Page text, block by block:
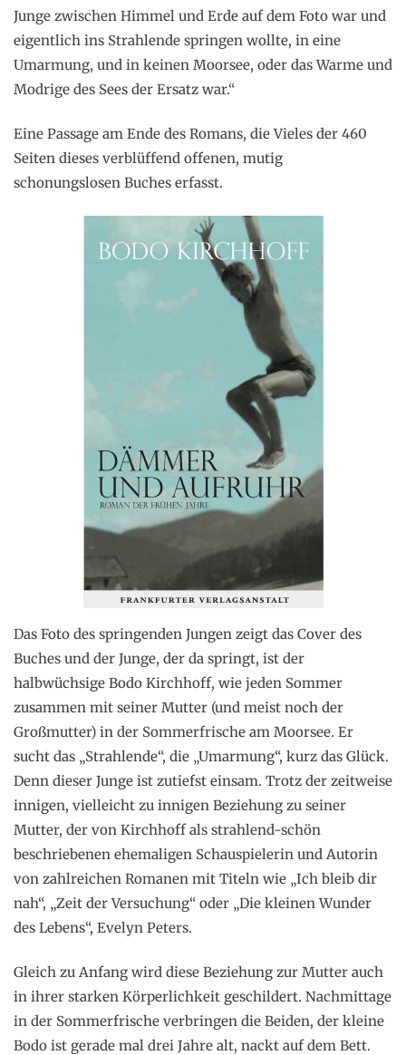
Junge zwischen Himmel und Erde auf dem Foto war und
eigentlich ins Strahlende springen wollte, in eine
Umarmung, und in keinen Moorsee, oder das Warme und
Modrige des Sees der Ersatz war.“
Eine Passage am Ende des Romans, die Vieles der 460
Seiten dieses verblüffend offenen, mutig
schonungslosen Buches erfasst.
Das Foto des springenden Jungen zeigt das Cover des
Buches und der Junge, der da springt, ist der
halbwüchsige Bodo Kirchhoff, wie jeden Sommer
zusammen mit seiner Mutter (und meist noch der
Großmutter) in der Sommerfrische am Moorsee. Er
sucht das „Strahlende“, die „Umarmung“, kurz das Glück.
Denn dieser Junge ist zutiefst einsam. Trotz der zeitweise
innigen, vielleicht zu innigen Beziehung zu seiner
Mutter, der von Kirchhoff als strahlend-schön
beschriebenen ehemaligen Schauspielerin und Autorin
von zahlreichen Romanen mit Titeln wie „Ich bleib dir
nah“, „Zeit der Versuchung“ oder „Die kleinen Wunder
des Lebens“, Evelyn Peters.
Gleich zu Anfang wird diese Beziehung zur Mutter auch
in ihrer starken Körperlichkeit geschildert. Nachmittage
in der Sommerfrische verbringen die Beiden, der kleine
Bodo ist gerade mal drei Jahre alt, nackt auf dem Bett.